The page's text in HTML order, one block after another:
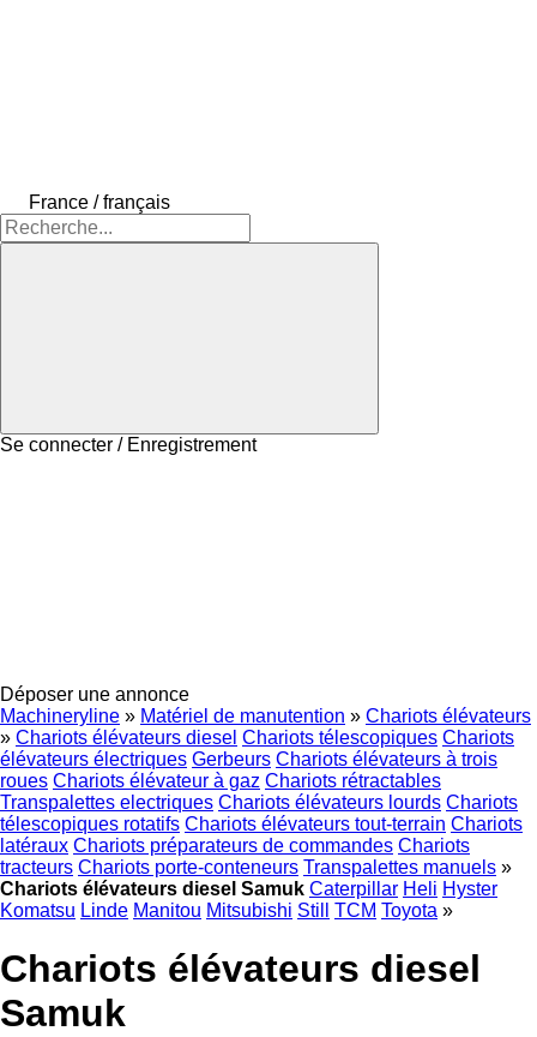
France / français
Se connecter / Enregistrement
Déposer une annonce
Machineryline » Matériel de manutention » Chariots élévateurs
» Chariots élévateurs diesel Chariots télescopiques Chariots
élévateurs électriques Gerbeurs Chariots élévateurs à trois
roues Chariots élévateur à gaz Chariots rétractables
Transpalettes electriques Chariots élévateurs lourds Chariots
télescopiques rotatifs Chariots élévateurs tout-terrain Chariots
latéraux Chariots préparateurs de commandes Chariots
tracteurs Chariots porte-conteneurs Transpalettes manuels »
Chariots élévateurs diesel Samuk Caterpillar Heli Hyster
Komatsu Linde Manitou Mitsubishi Still TCM Toyota »
Chariots élévateurs diesel
Samuk